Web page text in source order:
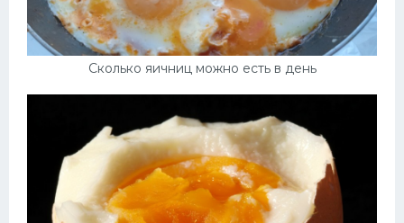
Сколько яичниц можно есть в день